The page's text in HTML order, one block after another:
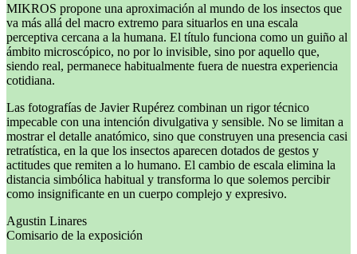
MIKROS propone una aproximación al mundo de los insectos que
va más allá del macro extremo para situarlos en una escala
perceptiva cercana a la humana. El título funciona como un guiño al
ámbito microscópico, no por lo invisible, sino por aquello que,
siendo real, permanece habitualmente fuera de nuestra experiencia
cotidiana.
Las fotografías de Javier Rupérez combinan un rigor técnico
impecable con una intención divulgativa y sensible. No se limitan a
mostrar el detalle anatómico, sino que construyen una presencia casi
retratística, en la que los insectos aparecen dotados de gestos y
actitudes que remiten a lo humano. El cambio de escala elimina la
distancia simbólica habitual y transforma lo que solemos percibir
como insignificante en un cuerpo complejo y expresivo.
Agustin Linares
Comisario de la exposición